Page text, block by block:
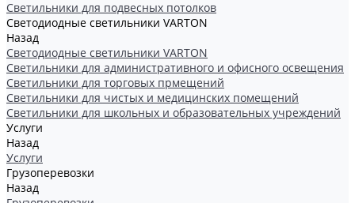
Светильники для подвесных потолков
Светодиодные светильники VARTON
Назад
Светодиодные светильники VARTON
Светильники для административного и офисного освещения
Светильники для торговых прмещений
Светильники для чистых и медицинских помещений
Светильники для школьных и образовательных учреждений
Услуги
Назад
Услуги
Грузоперевозки
Назад